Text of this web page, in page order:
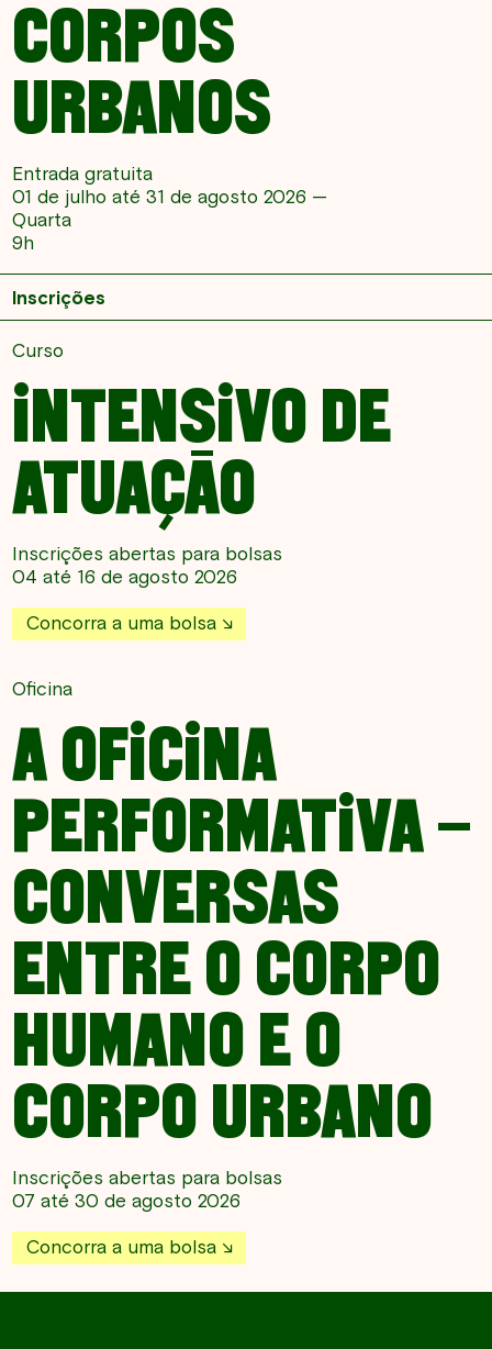
Inscrições
Curso
INTENSIVO DE
ATUAÇÃO
Inscrições abertas para bolsas
04 até 16 de agosto 2026
Concorra a uma bolsa
Oficina
A OFICINA
PERFORMATIVA –
CONVERSAS
ENTRE O CORPO
HUMANO E O
CORPO URBANO
Inscrições abertas para bolsas
07 até 30 de agosto 2026
Concorra a uma bolsa
CORPOS
URBANOS
Entrada gratuita
01 de julho até 31 de agosto 2026 —
Quarta
9h